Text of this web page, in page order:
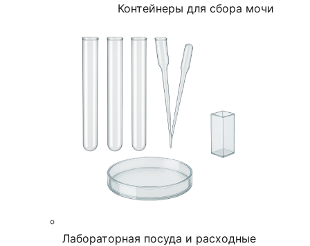
Контейнеры для сбора мочи
Лабораторная посуда и расходные